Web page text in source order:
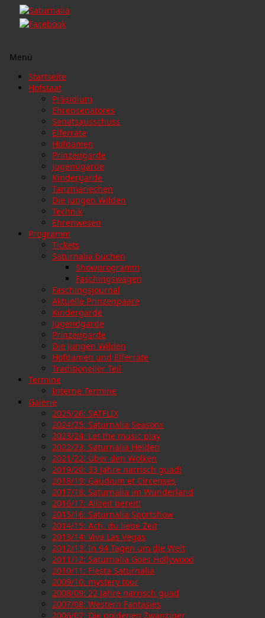
Menü
Zum
Inhalt
Startseite
Hofstaat
Präsidium
Ehrensenatores
Senatsausschuss
Elferräte
Hofdamen
Prinzengarde
Jugendgarde
Kindergarde
Tanzmariechen
Die Jungen Wilden
Technik
Ehrenwesen
Programm
Tickets
Saturnalia buchen
Showprogramm
Faschingswagen
Faschingsjournal
Aktuelle Prinzenpaare
Kindergarde
Jugendgarde
Prinzengarde
Die Jungen Wilden
Hofdamen und Elferräte
Traditioneller Teil
Termine
Interne Termine
Galerie
2025/26: SATFLIX
2024/25: Saturnalia Seasons
2023/24: Let the music play
2022/23: Saturnalia Helden
2021/22: Über den Wolken
2019/20: 33 Jahre narrisch guad!
2018/19: Gaudium et Circenses
2017/18: Saturnalia im Wunderland
2016/17: Allzeit bereit!
2015/16: Saturnalia Sportshow
2014/15: Ach, du liebe Zeit
2013/14: Viva Las Vegas
2012/13: In 94 Tagen um die Welt
2011/12: Saturnalia Goes Hollywood
2010/11: Fiesta Saturnalia
2009/10: mystery tour
2008/09: 22 Jahre narrisch guad
2007/08: Western Fantasies
2006/07: Die goldenen Zwanziger